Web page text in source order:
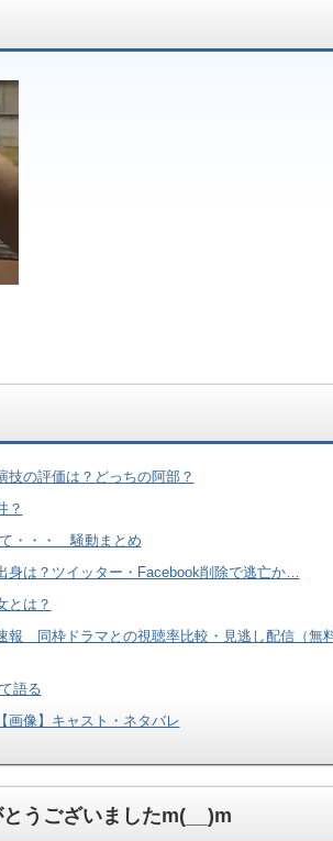
技の評価は？どっちの阿部？
？
・・・ 騒動まとめ
は？ツイッター・Facebook削除で逃亡か…
とは？
同枠ドラマとの視聴率比較・見逃し配信（無
語る
画像】キャスト・ネタバレ
うございましたm(__)m